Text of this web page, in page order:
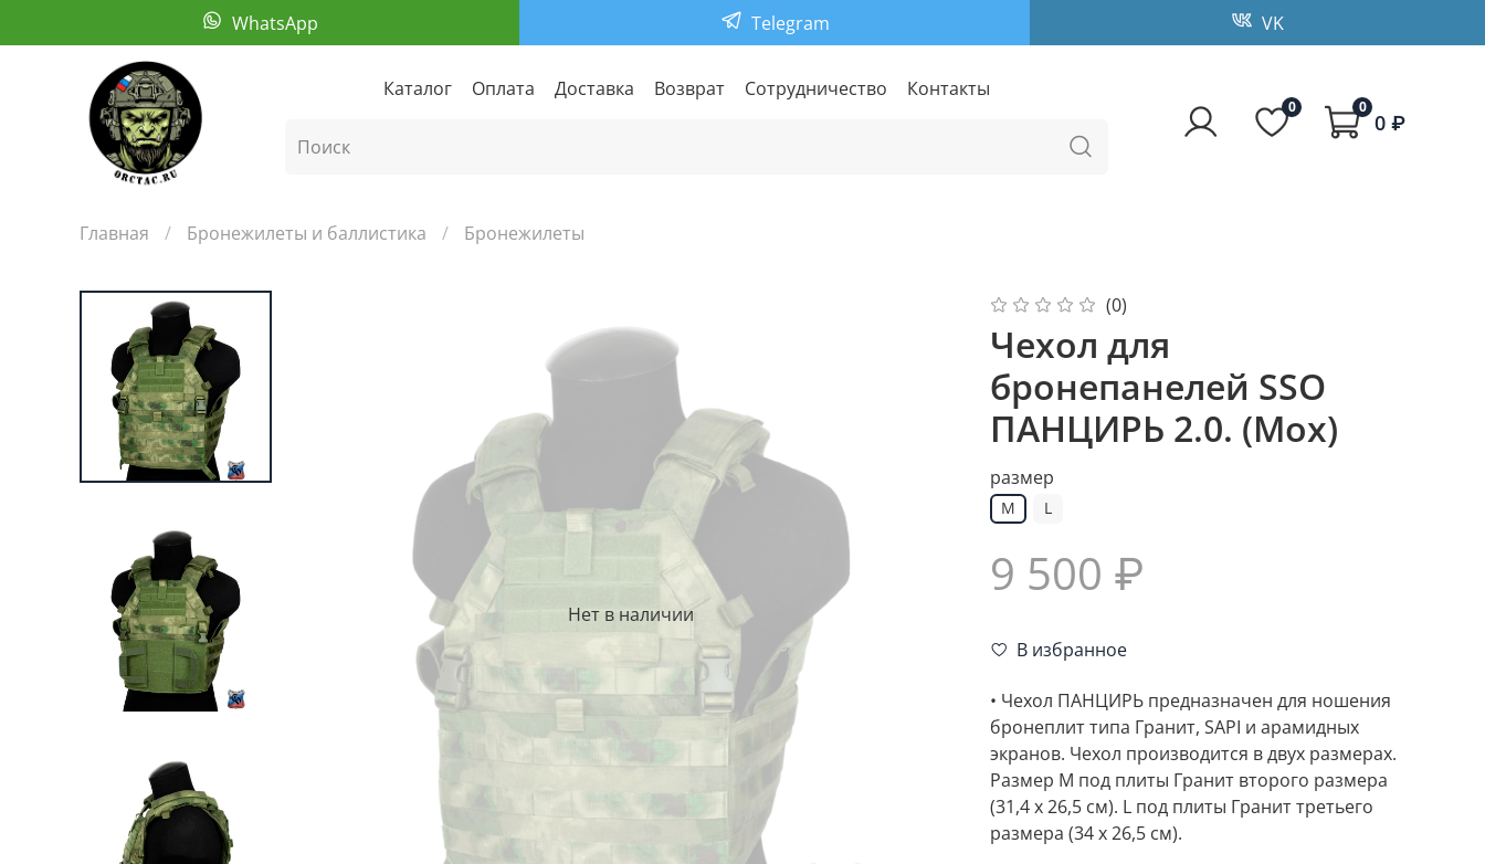
WhatsApp Telegram VK
Каталог Оплата Доставка Возврат Сотрудничество Контакты
0 0
0 ₽
Главная Бронежилеты и баллистика Бронежилеты
Нет в наличии
(0)
Чехол для
бронепанелей SSO
ПАНЦИРЬ 2.0. (Мох)
размер
M L
9 500 ₽
В избранное
• Чехол ПАНЦИРЬ предназначен для ношения
бронеплит типа Гранит, SAPI и арамидных
экранов. Чехол производится в двух размерах.
Размер М под плиты Гранит второго размера
(31,4 х 26,5 см). L под плиты Гранит третьего
размера (34 х 26,5 см).